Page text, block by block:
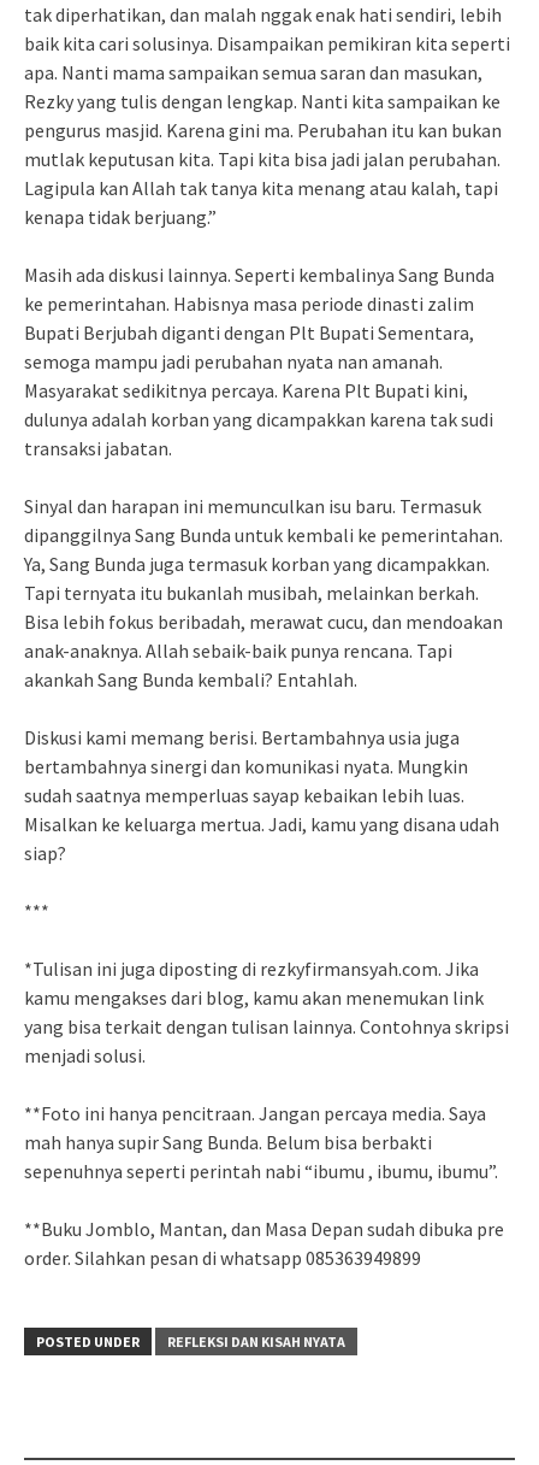
tak diperhatikan, dan malah nggak enak hati sendiri, lebih
baik kita cari solusinya. Disampaikan pemikiran kita seperti
apa. Nanti mama sampaikan semua saran dan masukan,
Rezky yang tulis dengan lengkap. Nanti kita sampaikan ke
pengurus masjid. Karena gini ma. Perubahan itu kan bukan
mutlak keputusan kita. Tapi kita bisa jadi jalan perubahan.
Lagipula kan Allah tak tanya kita menang atau kalah, tapi
kenapa tidak berjuang.”
Masih ada diskusi lainnya. Seperti kembalinya Sang Bunda
ke pemerintahan. Habisnya masa periode dinasti zalim
Bupati Berjubah diganti dengan Plt Bupati Sementara,
semoga mampu jadi perubahan nyata nan amanah.
Masyarakat sedikitnya percaya. Karena Plt Bupati kini,
dulunya adalah korban yang dicampakkan karena tak sudi
transaksi jabatan.
Sinyal dan harapan ini memunculkan isu baru. Termasuk
dipanggilnya Sang Bunda untuk kembali ke pemerintahan.
Ya, Sang Bunda juga termasuk korban yang dicampakkan.
Tapi ternyata itu bukanlah musibah, melainkan berkah.
Bisa lebih fokus beribadah, merawat cucu, dan mendoakan
anak-anaknya. Allah sebaik-baik punya rencana. Tapi
akankah Sang Bunda kembali? Entahlah.
Diskusi kami memang berisi. Bertambahnya usia juga
bertambahnya sinergi dan komunikasi nyata. Mungkin
sudah saatnya memperluas sayap kebaikan lebih luas.
Misalkan ke keluarga mertua. Jadi, kamu yang disana udah
siap?
***
*Tulisan ini juga diposting di rezkyfirmansyah.com. Jika
kamu mengakses dari blog, kamu akan menemukan link
yang bisa terkait dengan tulisan lainnya. Contohnya skripsi
menjadi solusi.
**Foto ini hanya pencitraan. Jangan percaya media. Saya
mah hanya supir Sang Bunda. Belum bisa berbakti
sepenuhnya seperti perintah nabi “ibumu , ibumu, ibumu”.
**Buku Jomblo, Mantan, dan Masa Depan sudah dibuka pre
order. Silahkan pesan di whatsapp 085363949899
POSTED UNDER REFLEKSI DAN KISAH NYATA